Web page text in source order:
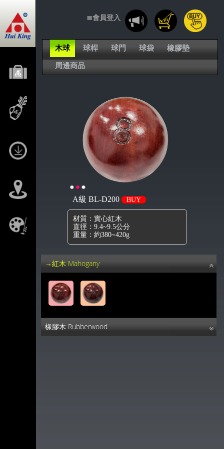
≣會員登入
木球 球桿 球門 球袋 橡膠墊
周邊商品
A級 BL-D200 BUY
材質：實心紅木
直徑：9.4~9.5公分
重量：約380~420g
→紅木 Mahogany
橡膠木 Rubberwood